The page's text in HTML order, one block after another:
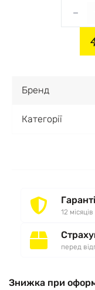
Бренд
Категорії
12 місяців
перед
Знижка при